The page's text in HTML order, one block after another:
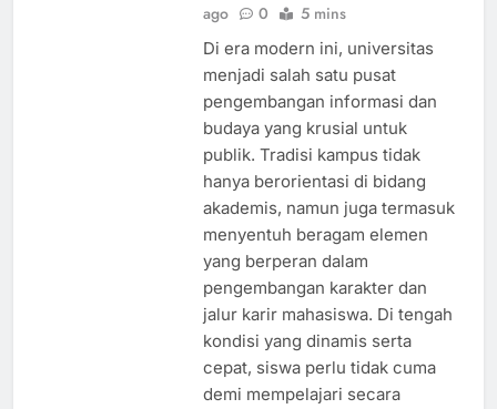
ago
0 5 mins
Di era modern ini, universitas
menjadi salah satu pusat
pengembangan informasi dan
budaya yang krusial untuk
publik. Tradisi kampus tidak
hanya berorientasi di bidang
akademis, namun juga termasuk
menyentuh beragam elemen
yang berperan dalam
pengembangan karakter dan
jalur karir mahasiswa. Di tengah
kondisi yang dinamis serta
cepat, siswa perlu tidak cuma
demi mempelajari secara